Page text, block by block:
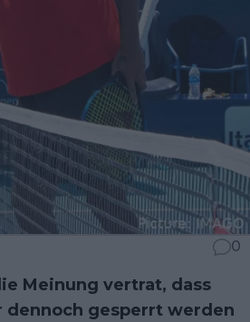
0
Meinung vertrat, dass
dennoch gesperrt werden